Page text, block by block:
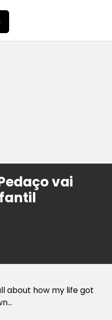
vai
about how my life got